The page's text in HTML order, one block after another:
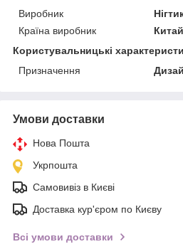
Виробник
Країна виробник
Китай
Користувальницькі
Призначення
Умови доставки
Нова Пошта
Укрпошта
Самовивіз в Києві
Доставка кур'єром по Києву
Всі умови доставки